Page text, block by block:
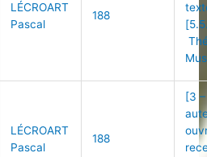
LÉCROART
Pascal
188
LÉCROART
Pascal
188
[3